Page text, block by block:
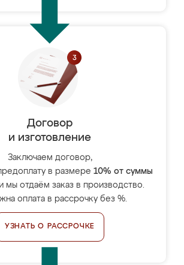
Договор
и изготовление
Заключаем договор,
в размере 10% от суммы
мы отдаём заказ в производство.
оплата в рассрочку без %.
УЗНАТЬ О РАССРОЧКЕ